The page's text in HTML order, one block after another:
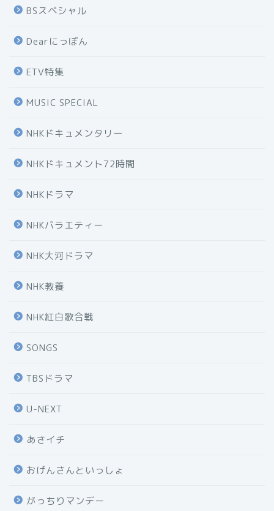
BSスペシャル
Dearにっぽん
ETV特集
MUSIC SPECIAL
NHKドキュメンタリー
NHKドキュメント72時間
NHKドラマ
NHKバラエティー
NHK大河ドラマ
NHK教養
NHK紅白歌合戦
SONGS
TBSドラマ
U-NEXT
あさイチ
おげんさんといっしょ
がっちりマンデー